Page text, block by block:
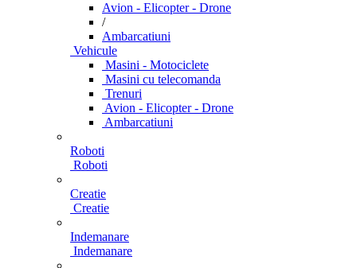
Avion - Elicopter - Drone
/
Ambarcatiuni
Vehicule
Masini - Motociclete
Masini cu telecomanda
Trenuri
Avion - Elicopter - Drone
Ambarcatiuni
Roboti
Roboti
Creatie
Creatie
Indemanare
Indemanare